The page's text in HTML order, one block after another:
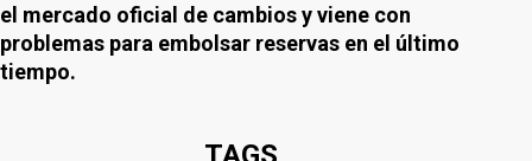
el mercado oficial de cambios y viene con
problemas para embolsar reservas en el último
tiempo.